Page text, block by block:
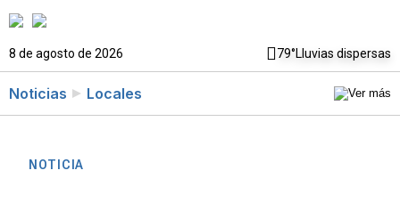
8 de agosto de 2026 79°Lluvias dispersas
Noticias Locales
NOTICIA